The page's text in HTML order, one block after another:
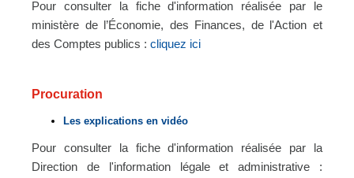
Pour consulter la fiche d'information réalisée par le
ministère de l’Économie, des Finances, de l'Action et
des Comptes publics : cliquez ici
Procuration
Les explications en vidéo
Pour consulter la fiche d'information réalisée par la
Direction de l'information légale et administrative :